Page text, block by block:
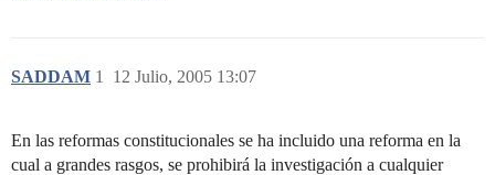
SADDAM 12 Julio, 2005 13:07
1
En las reformas constitucionales se ha incluido una reforma en la
cual a grandes rasgos, se prohibirá la investigación a cualquier